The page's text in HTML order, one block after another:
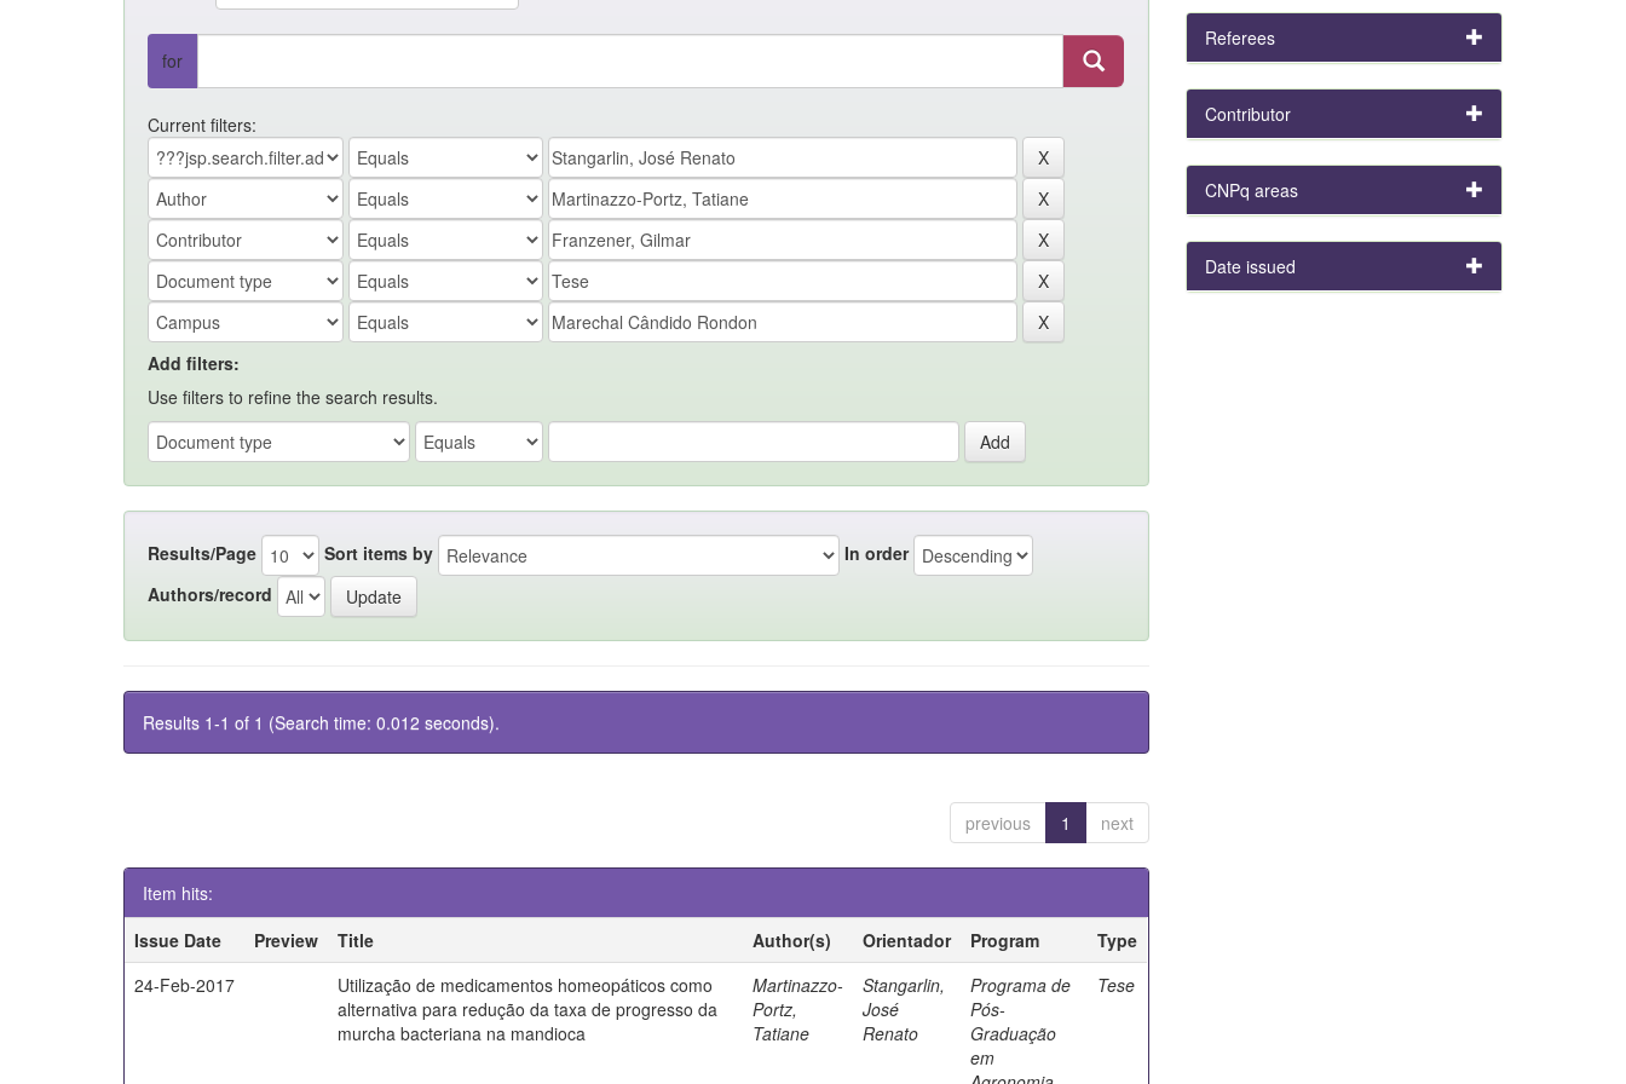
for
Current filters:
Add filters:
Use filters to refine the search results.
Results/Page Sort items by
In order
Authors/record
Results 1-1 of 1 (Search time: 0.012 seconds).
previous 1 next
Item hits:
Issue Date
Preview Title Author(s) Orientador Program
Type
24-Feb-2017
Utilização de medicamentos homeopáticos como
alternativa para redução da taxa de progresso da
murcha bacteriana na mandioca
Martinazzo-
Portz,
Tatiane
Stangarlin,
José
Renato
Programa de
Pós-
Graduação
em
Tese
Referees
Contributor
CNPq areas
Date issued